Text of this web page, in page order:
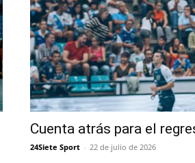
Cuenta atrás para el
24Siete Sport - 22 de julio de 2026